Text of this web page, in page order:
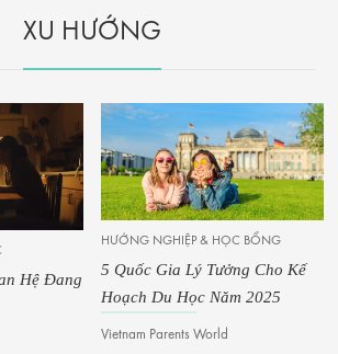
XU HƯỚNG
Hệ Đang
HƯỚNG NGHIỆP & HỌC BỔNG
5 Quốc Gia Lý Tưởng Cho Kế
Hoạch Du Học Năm 2025
Vietnam Parents World